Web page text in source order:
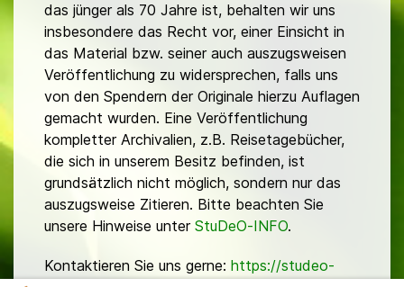
das jünger als 70 Jahre ist, behalten wir uns
insbesondere das Recht vor, einer Einsicht in
das Material bzw. seiner auch auszugsweisen
Veröffentlichung zu widersprechen, falls uns
von den Spendern der Originale hierzu Auflagen
gemacht wurden. Eine Veröffentlichung
kompletter Archivalien, z.B. Reisetagebücher,
die sich in unserem Besitz befinden, ist
grundsätzlich nicht möglich, sondern nur das
auszugsweise Zitieren. Bitte beachten Sie
unsere Hinweise unter StuDeO-INFO.
Kontaktieren Sie uns gerne: https://studeo-